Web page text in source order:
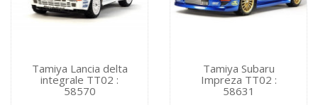
Tamiya Lancia delta
integrale TT02 :
58570
Tamiya Subaru
Impreza TT02 :
58631